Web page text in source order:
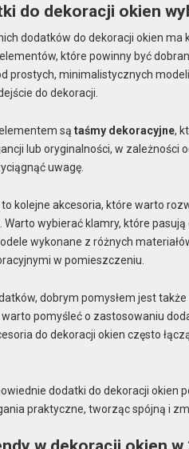
do dekoracji okien
dodatków do dekoracji okien
które powinny być
prostych, minimalistycznych
do dekoracji.
sątaśmy dekoracyjne,
lub oryginalności, w zależności
uwagę.
to kolejne akcesoria, które warto
Warto wybierać klamry, które
wykonane z różnych
w pomieszczeniu.
dobrym pomysłem jest
warto pomyśleć o zastosowaniu
do dekoracji okien często
dodatki do dekoracji okien
praktyczne, tworząc spójną i